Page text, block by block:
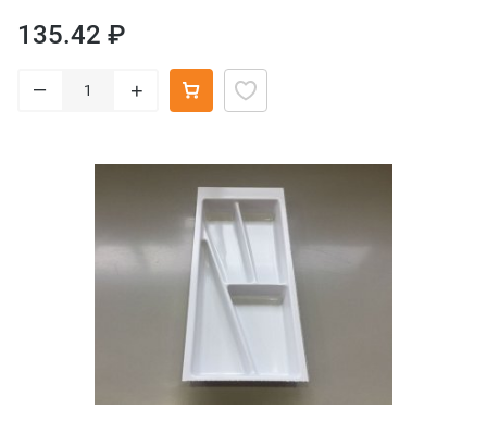
135.42 ₽
– +